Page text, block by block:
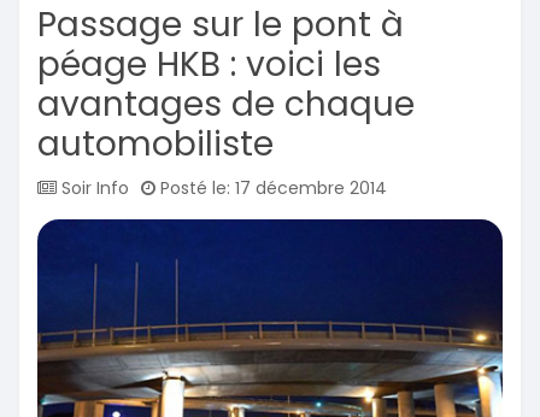
Passage sur le pont à
péage HKB : voici les
avantages de chaque
automobiliste
Soir Info Posté le: 17 décembre 2014